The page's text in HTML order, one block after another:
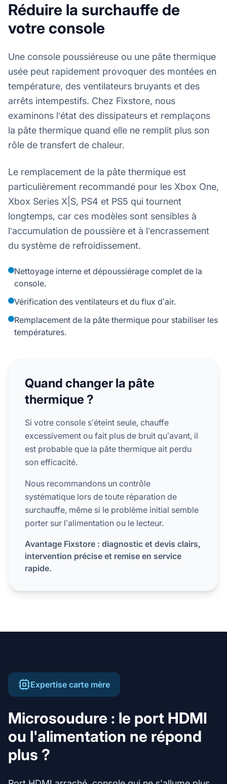
Réduire la surchauffe de
votre console
Une console poussiéreuse ou une pâte thermique
usée peut rapidement provoquer des montées en
température, des ventilateurs bruyants et des
arrêts intempestifs. Chez Fixstore, nous
examinons l’état des dissipateurs et remplaçons
la pâte thermique quand elle ne remplit plus son
rôle de transfert de chaleur.
Le remplacement de la pâte thermique est
particulièrement recommandé pour les Xbox One,
Xbox Series X|S, PS4 et PS5 qui tournent
longtemps, car ces modèles sont sensibles à
l’accumulation de poussière et à l’encrassement
du système de refroidissement.
Nettoyage interne et dépoussiérage complet de la
console.
Vérification des ventilateurs et du flux d’air.
Remplacement de la pâte thermique pour stabiliser les
températures.
Quand changer la pâte
thermique ?
Si votre console s’éteint seule, chauffe
excessivement ou fait plus de bruit qu’avant, il
est probable que la pâte thermique ait perdu
son efficacité.
Nous recommandons un contrôle
systématique lors de toute réparation de
surchauffe, même si le problème initial semble
porter sur l’alimentation ou le lecteur.
Avantage Fixstore : diagnostic et devis clairs,
intervention précise et remise en service
rapide.
Expertise carte mère
Microsoudure : le port HDMI
ou l'alimentation ne répond
plus ?